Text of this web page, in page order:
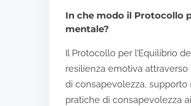
In che modo il Protocollo
mentale?
Il Protocollo per l’Equilibrio
resilienza emotiva
di consapevolezza,
pratiche di consapevolezza